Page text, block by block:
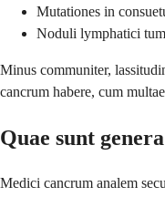
Mutationes in
Noduli lymphatici
Minus communiter,
cancrum habere, cum
Quae sunt
Medici cancrum analem